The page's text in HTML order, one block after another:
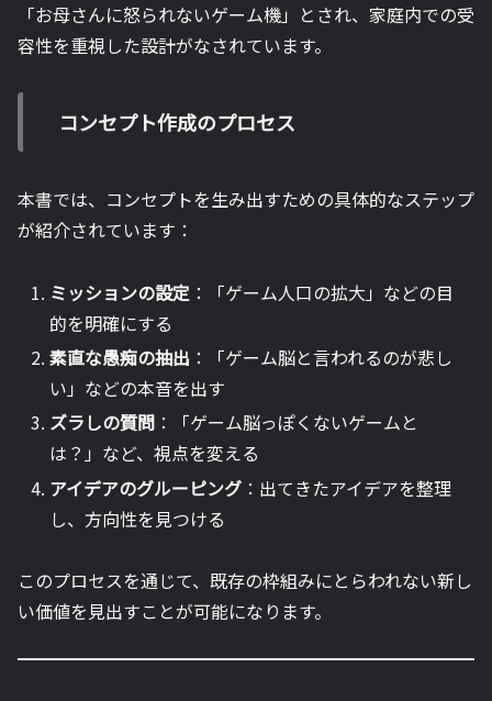
「お母さんに怒られないゲーム機」とされ、家庭内での受
容性を重視した設計がなされています。
コンセプト作成のプロセス
本書では、コンセプトを生み出すための具体的なステップ
が紹介されています：
ミッションの設定 ：「ゲーム人口の拡大」などの目
的を明確にする
素直な愚痴の抽出 ：「ゲーム脳と言われるのが悲し
い」などの本音を出す
ズラしの質問 ：「ゲーム脳っぽくないゲームと
は？」など、視点を変える
アイデアのグルーピング ：出てきたアイデアを整理
し、方向性を見つける
このプロセスを通じて、既存の枠組みにとらわれない新し
い価値を見出すことが可能になります。